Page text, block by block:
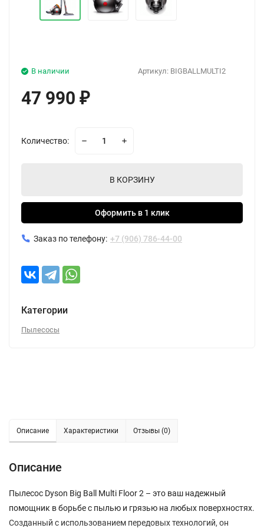
Артикул: BIGBALLMULTI2
В наличии
47 990 ₽
Количество:
В КОРЗИНУ
Оформить в 1 клик
Заказ по телефону: +7 (906) 786-44-00
Категории
Пылесосы
Описание Характеристики Отзывы (0)
Описание
Пылесос Dyson Big Ball Multi Floor 2 – это ваш надежный
помощник в борьбе с пылью и грязью на любых поверхностях.
Созданный с использованием передовых технологий, он